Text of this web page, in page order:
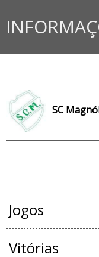
SC
Jogos
Vitórias